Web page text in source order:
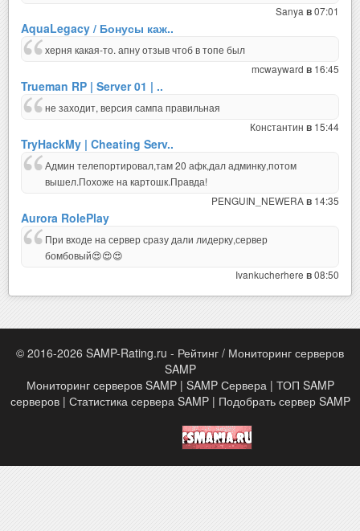
Sanya в07:01
AquaLegacy / Бонусы каж..
херня какая-то. апну отзыв чтоб в топе был
mcwayward в 16:45
Trueman RP | Server 01 | ..
не заходит, версия сампа правильная
Константин в 15:44
TryHackMy | Cheating Serv..
Админ телепортировал,там 20 афк,дал админку,потом
вышел.Похоже на картошк.Правда!
PENGUIN_NEWERAв 14:35
Aurora RolePlay
При входе на сервер сразу дали лидерку,сервер
бомбовый😍😍😍
Ivankucherhere в08:50
© 2016-2026 SAMP-Rating.ru - Рейтинг / Мониторинг серверов
SAMP
Мониторинг серверов SAMP | SAMP Сервера | ТОП SAMP
серверов | Статистика сервера SAMP | Подобрать сервер SAMP